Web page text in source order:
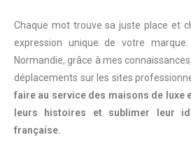
Chaque mot trouve sa juste place et
expression unique de votre
Normandie, grâce à mes
déplacements sur les sites
faire au service des maisons de luxe
leurs histoires et sublimer leur
française.